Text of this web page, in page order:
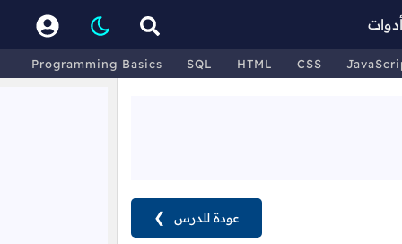
أدوات
Programming Basics SQL HTML CSS
عودة للدرس ❯